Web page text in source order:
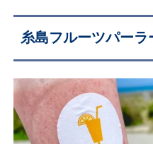
糸島フルーツパーラ